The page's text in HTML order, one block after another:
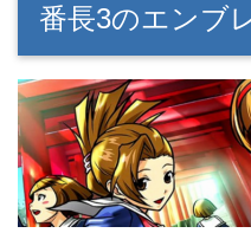
番長3のエンブ